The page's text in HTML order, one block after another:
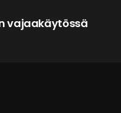
vajaakäytössä